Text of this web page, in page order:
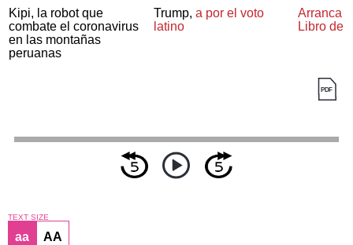
Kipi, la robot que
combate el coronavirus
en las montañas
peruanas
Trump, a por el voto
latino
Arranca
Libro de
TEXT SIZE
aa AA